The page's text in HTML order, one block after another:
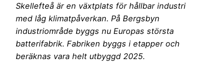
Skellefteå är en växtplats för hållbar industri
med låg klimatpåverkan. På Bergsbyn
industriområde byggs nu Europas största
batterifabrik. Fabriken byggs i etapper och
beräknas vara helt utbyggd 2025.